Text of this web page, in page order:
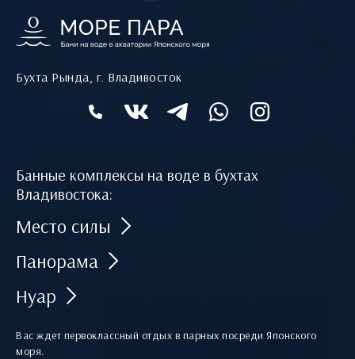
Бухта Рында, г. Владивосток
Банные комплексы на воде в бухтах
Владивостока:
Место силы
Панорама
Нуар
Вас ждет первоклассный отдых в парных посреди Японского
моря.